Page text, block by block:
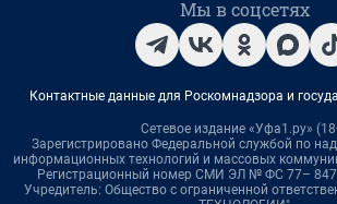
Мы в соцсетях
Контактные данные для Роскомнадзора и
Сетевое издание «Уфа1.ру»
Зарегистрировано Федеральной службой по
информационных технологий и массовых
Регистрационный номер СМИ ЭЛ № ФС 77–
Учредитель: Общество с ограниченной